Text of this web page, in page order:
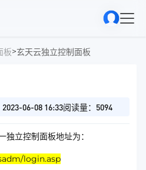
板>玄天云独立控制面板
06-08 16:33阅读量：5094
立控制面板地址为：
login.asp